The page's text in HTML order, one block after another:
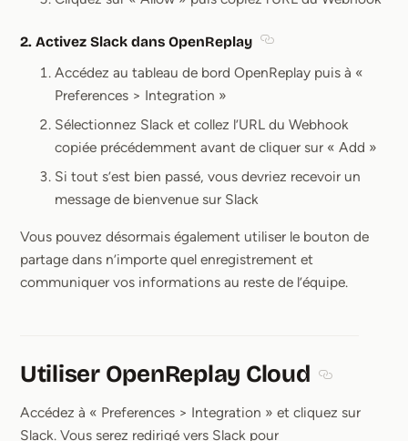
2. Activez Slack dans OpenReplay
Accédez au tableau de bord OpenReplay puis à «
Preferences > Integration »
Sélectionnez Slack et collez l’URL du Webhook
copiée précédemment avant de cliquer sur « Add »
Si tout s’est bien passé, vous devriez recevoir un
message de bienvenue sur Slack
Vous pouvez désormais également utiliser le bouton de
partage dans n’importe quel enregistrement et
communiquer vos informations au reste de l’équipe.
Utiliser OpenReplay Cloud
Accédez à « Preferences > Integration » et cliquez sur
Slack. Vous serez redirigé vers Slack pour